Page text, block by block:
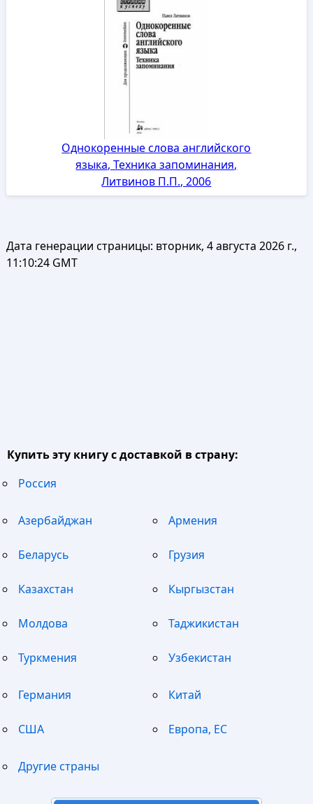
Однокоренные слова английского
языка, Техника запоминания,
Литвинов П.П., 2006
Дата генерации страницы: вторник, 4 августа 2026 г.,
11:10:24 GMT
Купить эту книгу с доставкой в страну:
Россия
Азербайджан Армения
Беларусь Грузия
Казахстан Кыргызстан
Молдова Таджикистан
Туркмения Узбекистан
Германия Китай
США Европа, ЕС
Другие страны